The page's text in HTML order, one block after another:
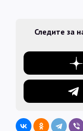
Следите за